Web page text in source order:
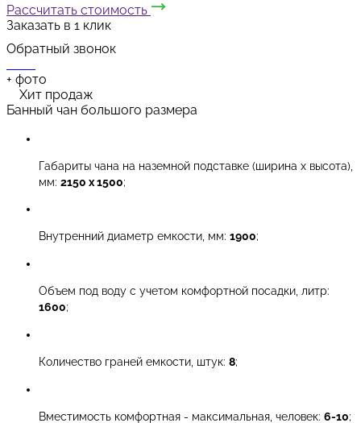
Рассчитать стоимость
Заказать в 1 клик
Обратный звонок
+ фото
Хит продаж
Банный чан большого размера
Габариты чана на наземной подставке (ширина х высота),
мм: 2150 х 1500;
Внутренний диаметр емкости, мм: 1900;
Объем под воду с учетом комфортной посадки, литр:
1600;
Количество граней емкости, штук: 8;
Вместимость комфортная - максимальная, человек: 6-10;